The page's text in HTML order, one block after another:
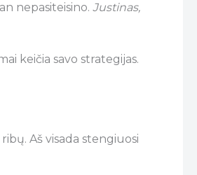
nepasiteisino. Justinas,
keičia savo strategijas.
Aš visada stengiuosi